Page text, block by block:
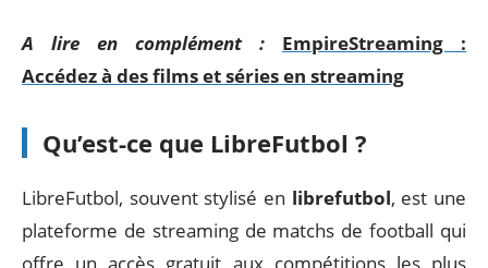
A lire en complément :
EmpireStreaming :
Accédez à des films et séries en streaming
Qu’est-ce que LibreFutbol ?
LibreFutbol, souvent stylisé en librefutbol, est une
plateforme de streaming de matchs de football qui